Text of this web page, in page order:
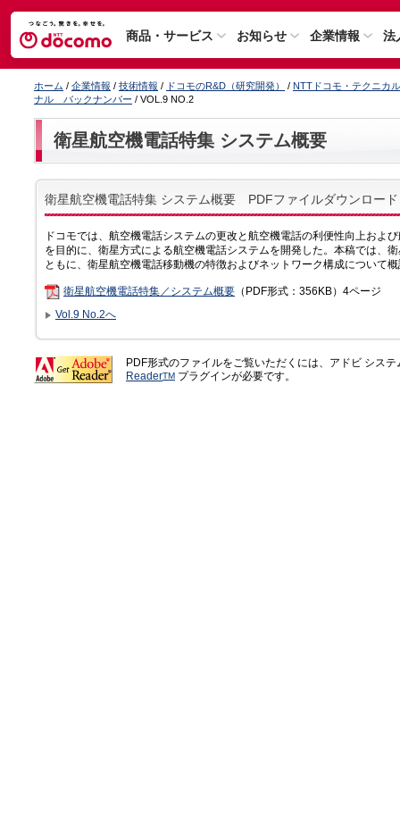
商品・サービス お知らせ 企業情報 法
ホーム / 企業情報 / 技術情報 / ドコモのR&D（研究開発） / NTTドコモ・テクニカ
ナル バックナンバー / VOL.9 NO.2
衛星航空機電話特集 システム概要
衛星航空機電話特集 システム概要 PDFファイルダウンロード
ドコモでは、航空機電話システムの更改と航空機電話の利便性向上およ
を目的に、衛星方式による航空機電話システムを開発した。本稿では、
ともに、衛星航空機電話移動機の特徴およびネットワーク構成について
衛星航空機電話特集／システム概要 （PDF形式：356KB）4ページ
Vol.9 No.2へ
PDF形式のファイルをご覧いただくには、アドビ シス
ReaderTM プラグインが必要です。